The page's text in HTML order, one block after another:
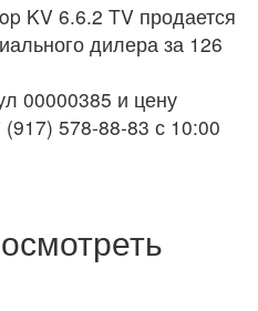
KV 6.6.2 TV продается
дилера за 126
00000385 и цену
578-88-83 с 10:00